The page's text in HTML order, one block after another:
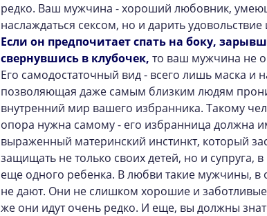
редко. Ваш мужчина - хороший любовник,
наслаждаться сексом, но и дарить
Если он предпочитает спать на боку,
свернувшись в клубочек, то ваш мужчина не
Его самодостаточный вид - всего лишь маска и
позволяющая даже самым близким людям
внутренний мир вашего избранника. Такому
опора нужна самому - его избранница должна
выраженный материнский инстинкт, который
защищать не только своих детей, но и супруга,
еще одного ребенка. В любви такие мужчины, в
не дают. Они не слишком хорошие и
же они идут очень редко. И еще, вы должны